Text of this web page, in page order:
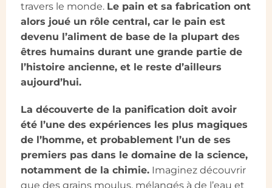
travers le monde. Le pain et sa fabrication ont
alors joué un rôle central, car le pain est
devenu l’aliment de base de la plupart des
êtres humains durant une grande partie de
l’histoire ancienne, et le reste d’ailleurs
aujourd’hui.
La découverte de la panification doit avoir
été l’une des expériences les plus magiques
de l’homme, et probablement l’un de ses
premiers pas dans le domaine de la science,
notamment de la chimie. Imaginez découvrir
que des grains moulus, mélangés à de l’eau et